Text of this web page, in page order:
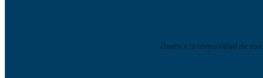
Únete a la comunidad de